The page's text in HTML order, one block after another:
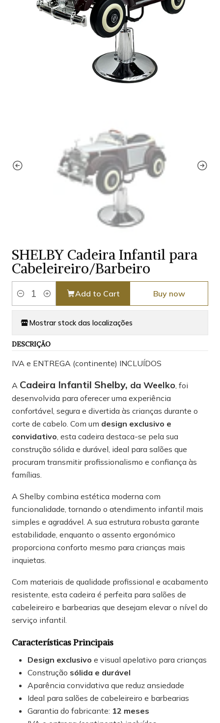
SHELBY Cadeira Infantil para
Cabeleireiro/Barbeiro
Quantity
Add to Cart Buy now
Mostrar stock das localizações
DESCRIÇÃO
IVA e ENTREGA (continente) INCLUÍDOS
A Cadeira Infantil Shelby, da Weelko, foi
desenvolvida para oferecer uma experiência
confortável, segura e divertida às crianças durante o
corte de cabelo. Com um design exclusivo e
convidativo, esta cadeira destaca-se pela sua
construção sólida e durável, ideal para salões que
procuram transmitir profissionalismo e confiança às
famílias.
A Shelby combina estética moderna com
funcionalidade, tornando o atendimento infantil mais
simples e agradável. A sua estrutura robusta garante
estabilidade, enquanto o assento ergonómico
proporciona conforto mesmo para crianças mais
inquietas.
Com materiais de qualidade profissional e acabamento
resistente, esta cadeira é perfeita para salões de
cabeleireiro e barbearias que desejam elevar o nível do
serviço infantil.
Características Principais
Design exclusivo e visual apelativo para crianças
Construção sólida e durável
Aparência convidativa que reduz ansiedade
Ideal para salões de cabeleireiro e barbearias
Garantia do fabricante: 12 meses